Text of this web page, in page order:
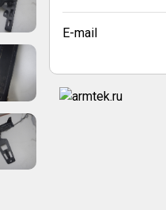
E-mail